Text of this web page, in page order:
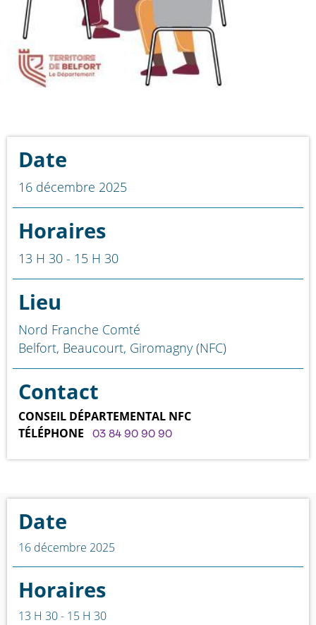
Date
16 décembre 2025
Horaires
13 H 30 - 15 H 30
Lieu
Nord Franche Comté
Belfort, Beaucourt, Giromagny (NFC)
Contact
CONSEIL DÉPARTEMENTAL NFC
TÉLÉPHONE
03 84 90 90 90
Date
16 décembre 2025
Horaires
13 H 30 - 15 H 30